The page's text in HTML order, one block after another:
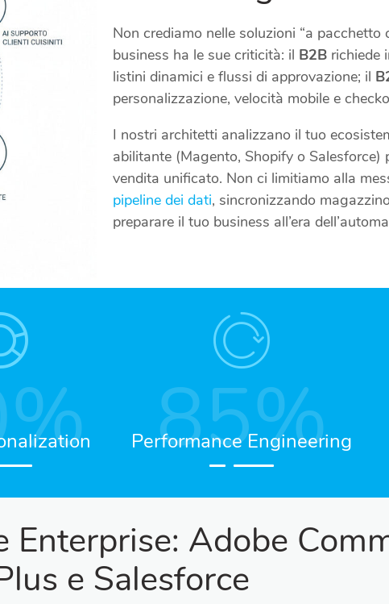
Non crediamo nelle soluzioni “a pacchetto
business ha le sue criticità: il B2B richiede
listini dinamici e flussi di approvazione; il
personalizzazione, velocità mobile e
I nostri architetti analizzano il tuo
abilitante (Magento, Shopify o Salesforce)
vendita unificato. Non ci limitiamo alla
pipeline dei dati, sincronizzando
preparare il tuo business all’era
% 85%
Performance Engineering
Enterprise: Adobe
e Salesforce